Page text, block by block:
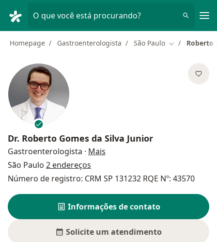
O que você está procurando?
Homepage Gastroenterologista São Paulo Mudar deRoberto
Dr. Roberto Gomes da Silva Junior
Gastroenterologista · Mais
São Paulo 2 endereços
Número de registro: CRM SP 131232 RQE Nº: 43570
Informações de contato
Solicite um atendimento